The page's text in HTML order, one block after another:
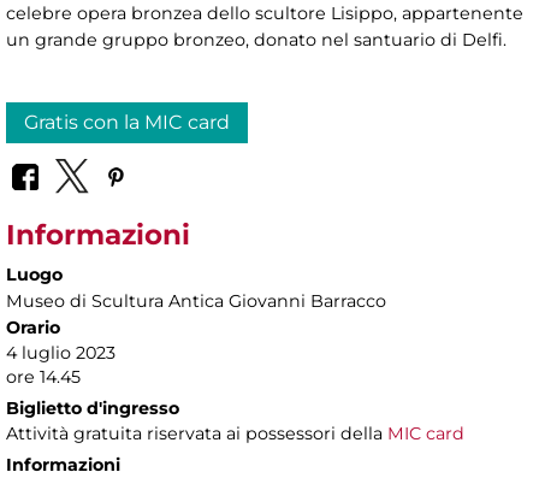
celebre opera bronzea dello scultore Lisippo, appartenente
un grande gruppo bronzeo, donato nel santuario di Delfi.
Gratis con la MIC card
Informazioni
Luogo
Museo di Scultura Antica Giovanni Barracco
Orario
4 luglio 2023
ore 14.45
Biglietto d'ingresso
Attività gratuita riservata ai possessori della MIC card
Informazioni